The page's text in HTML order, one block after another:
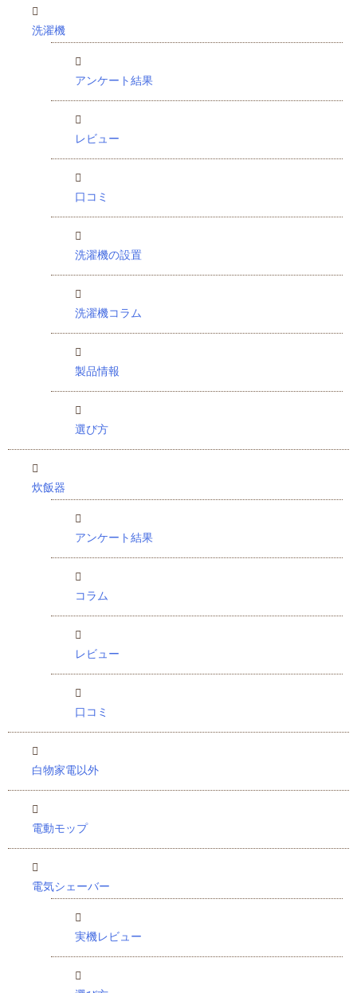
洗濯機
アンケート結果
レビュー
口コミ
洗濯機の設置
洗濯機コラム
製品情報
選び方
炊飯器
アンケート結果
コラム
レビュー
口コミ
白物家電以外
電動モップ
電気シェーバー
実機レビュー